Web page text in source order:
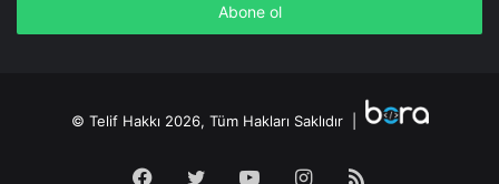
© Telif Hakkı 2026, Tüm Hakları Saklıdır |
Facebook
TwitterYouTubeInstagram
RSS